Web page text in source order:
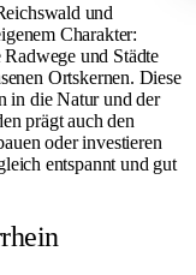
und
Charakter:
und Städte
Ortskernen. Diese
in die Natur und der
prägt auch den
oder investieren
entspannt und gut